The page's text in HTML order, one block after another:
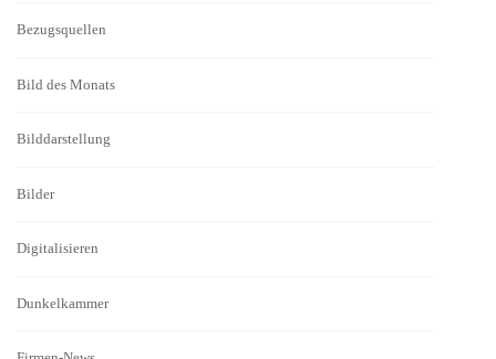
Bezugsquellen
Bild des Monats
Bilddarstellung
Bilder
Digitalisieren
Dunkelkammer